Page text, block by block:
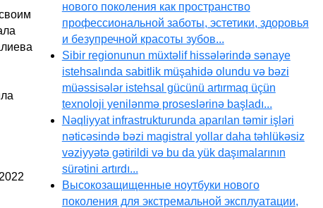
нового поколения как пространство
профессиональной заботы, эстетики, здоровья
и безупречной красоты зубов...
Sibir regionunun müxtəlif hissələrində sənaye
istehsalında sabitlik müşahidə olundu və bəzi
müəssisələr istehsal gücünü artırmaq üçün
texnoloji yenilənmə proseslərinə başladı...
Nəqliyyat infrastrukturunda aparılan təmir işləri
nəticəsində bəzi magistral yollar daha təhlükəsiz
vəziyyətə gətirildi və bu da yük daşımalarının
sürətini artırdı...
Высокозащищенные ноутбуки нового
поколения для экстремальной эксплуатации,